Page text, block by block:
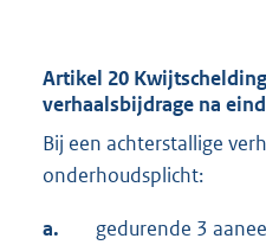
Artikel 20
verhaalsbijdrage na
Bij een achterstallige
onderhoudsplicht:
a.
gedurende 3